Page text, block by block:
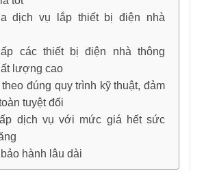
dịch vụ lắp thiết bị điện nhà
các thiết bị điện nhà thông
lượng cao
theo đúng quy trình kỹ thuật, đảm
tuyệt đối
dịch vụ với mức giá hết sức
hành lâu dài